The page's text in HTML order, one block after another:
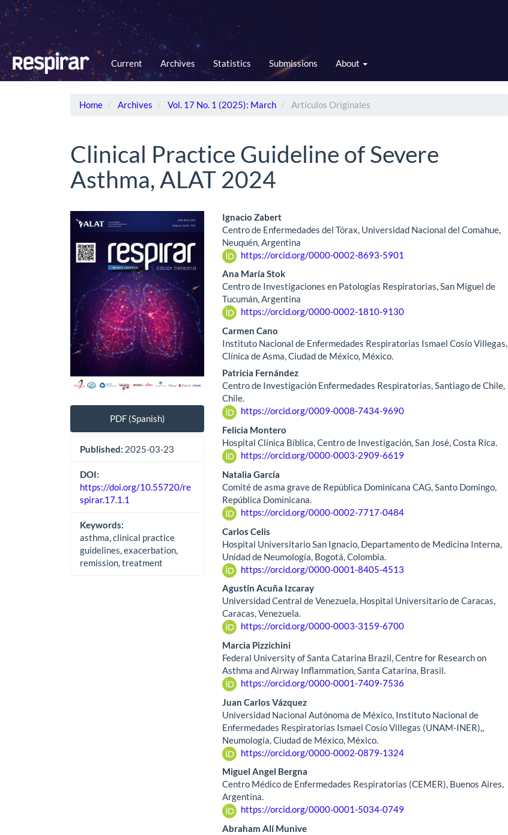
Main
Navigation
Main
Content
Sidebar
Current Archives Statistics Submissions About
Home Archives Vol. 17 No. 1 (2025): March Artículos Originales
Clinical Practice Guideline of Severe
Asthma, ALAT 2024
Article
Sidebar
PDF (Spanish)
Published: 2025-03-23
DOI:
https://doi.org/10.55720/re
spirar.17.1.1
Keywords:
asthma, clinical practice
guidelines, exacerbation,
remission, treatment
Main
Article
Content
Ignacio Zabert
Centro de Enfermedades del Tórax, Universidad Nacional del Comahue,
Neuquén, Argentina
https://orcid.org/0000-0002-8693-5901
Ana María Stok
Centro de Investigaciones en Patologías Respiratorias, San Miguel de
Tucumán, Argentina
https://orcid.org/0000-0002-1810-9130
Carmen Cano
Instituto Nacional de Enfermedades Respiratorias Ismael Cosío Villegas,
Clínica de Asma, Ciudad de México, México.
Patricia Fernández
Centro de Investigación Enfermedades Respiratorias, Santiago de Chile,
Chile.
https://orcid.org/0009-0008-7434-9690
Felicia Montero
Hospital Clínica Bíblica, Centro de Investigación, San José, Costa Rica.
https://orcid.org/0000-0003-2909-6619
Natalia García
Comité de asma grave de República Dominicana CAG, Santo Domingo,
República Dominicana.
https://orcid.org/0000-0002-7717-0484
Carlos Celis
Hospital Universitario San Ignacio, Departamento de Medicina Interna,
Unidad de Neumología, Bogotá, Colombia.
https://orcid.org/0000-0001-8405-4513
Agustín Acuña Izcaray
Universidad Central de Venezuela, Hospital Universitario de Caracas,
Caracas, Venezuela.
https://orcid.org/0000-0003-3159-6700
Marcia Pizzichini
Federal University of Santa Catarina Brazil, Centre for Research on
Asthma and Airway Inflammation, Santa Catarina, Brasil.
https://orcid.org/0000-0001-7409-7536
Juan Carlos Vázquez
Universidad Nacional Autónoma de México, Instituto Nacional de
Enfermedades Respiratorias Ismael Cosío Villegas (UNAM-INER),,
Neumología, Ciudad de México, México.
https://orcid.org/0000-0002-0879-1324
Miguel Angel Bergna
Centro Médico de Enfermedades Respiratorias (CEMER), Buenos Aires,
Argentina.
https://orcid.org/0000-0001-5034-0749
Abraham Alí Munive